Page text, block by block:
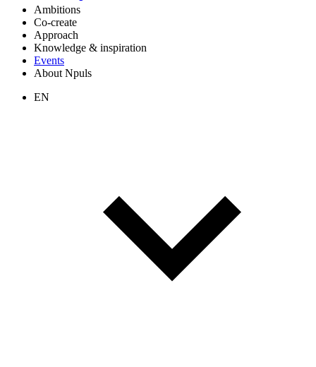
Ambitions
Co-create
Approach
Knowledge & inspiration
Events
About Npuls
EN